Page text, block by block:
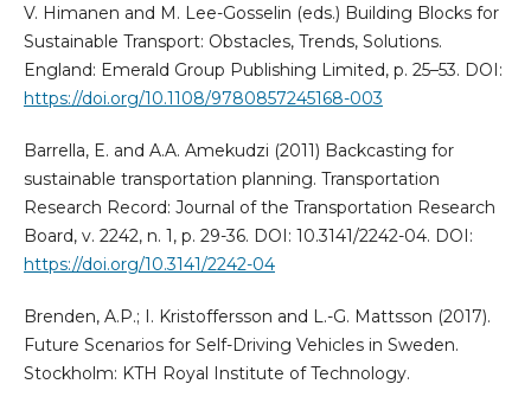
V. Himanen and M. Lee-Gosselin (eds.) Building Blocks for
Sustainable Transport: Obstacles, Trends, Solutions.
England: Emerald Group Publishing Limited, p. 25–53. DOI:
https://doi.org/10.1108/9780857245168-003
Barrella, E. and A.A. Amekudzi (2011) Backcasting for
sustainable transportation planning. Transportation
Research Record: Journal of the Transportation Research
Board, v. 2242, n. 1, p. 29-36. DOI: 10.3141/2242-04. DOI:
https://doi.org/10.3141/2242-04
Brenden, A.P.; I. Kristoffersson and L.-G. Mattsson (2017).
Future Scenarios for Self-Driving Vehicles in Sweden.
Stockholm: KTH Royal Institute of Technology.